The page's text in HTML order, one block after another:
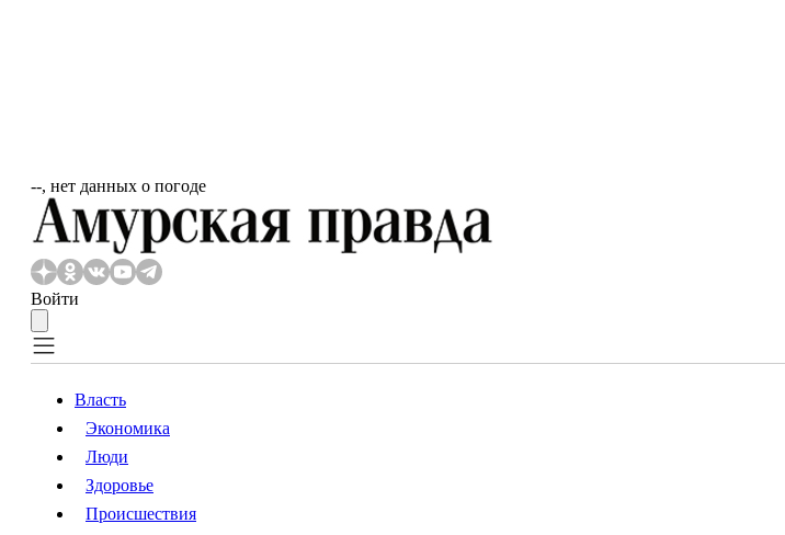
‐‐, нет данных о погоде
Войти
Власть
Происшествия
Власть
Экономика
Люди
Здоровье
Происшествия